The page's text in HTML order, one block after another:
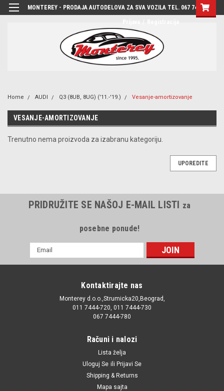
MONTEREY - PRODAJA AUTODELOVA ZA SVA VOZILA TEL. 067 7444-780
Home AUDI Q3 (8UB, 8UG) ('11.-'19.) Vesanje-amortizovanje
VESANJE-AMORTIZOVANJE
Trenutno nema proizvoda za izabranu kategoriju.
UPOREDITE
PRIDRUŽITE SE NAŠOJ E-MAIL LISTI za
posebne ponude!
mail
Kontaktirajte nas
Monterey d.o.o.,Strumicka20,Beograd,
011 7444-720, 011 7444-730
067 7444-780
Računi i nalozi
Lista želja
Uloguj Se ili Prijavi Se
Shipping & Returns
Mapa sajta